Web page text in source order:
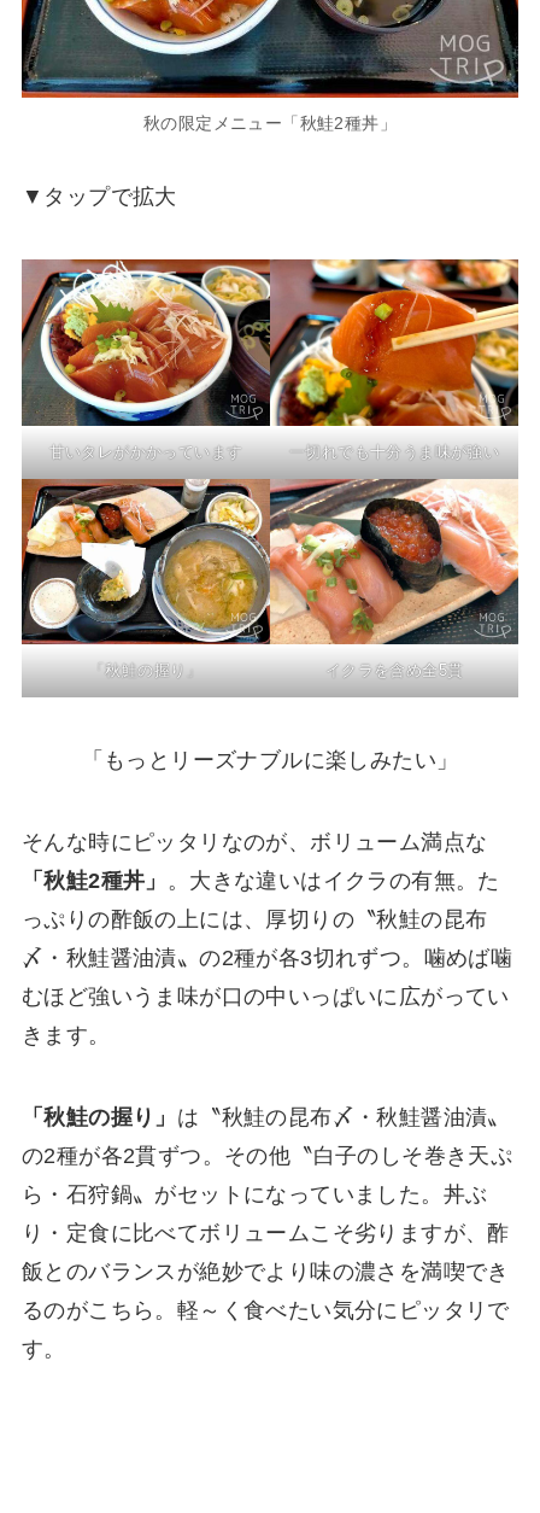
秋の限定メニュー「秋鮭2種丼」
▼タップで拡大
甘いタレがかかっています 一切れでも十分うま味が強い
「秋鮭の握り」 イクラを含め全5貫
「もっとリーズナブルに楽しみたい」
そんな時にピッタリなのが、ボリューム満点な
「秋鮭2種丼」
。大きな違いはイクラの有無。た
っぷりの酢飯の上には、厚切りの〝秋鮭の昆布
〆・秋鮭醤油漬〟の2種が各3切れずつ。噛めば噛
むほど強いうま味が口の中いっぱいに広がってい
きます。
「秋鮭の握り」 は〝秋鮭の昆布〆・秋鮭醤油漬〟
の2種が各2貫ずつ。その他〝白子のしそ巻き天ぷ
ら・石狩鍋〟がセットになっていました。丼ぶ
り・定食に比べてボリュームこそ劣りますが、酢
飯とのバランスが絶妙でより味の濃さを満喫でき
るのがこちら。軽～く食べたい気分にピッタリで
す。